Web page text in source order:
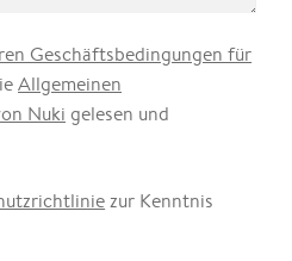
Geschäftsbedingungen für
Allgemeinen
Nuki gelesen und
zur Kenntnis